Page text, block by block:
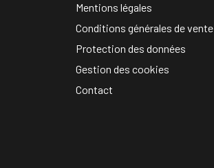
Mentions légales
Conditions générales de vente
Protection des données
Gestion des cookies
Contact